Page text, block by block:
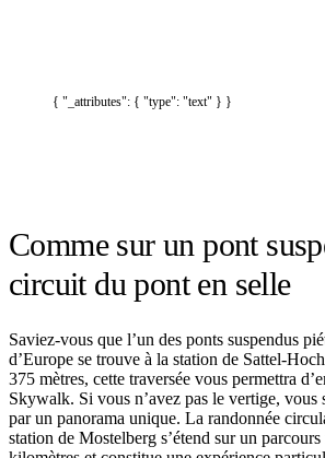
{ "_attributes": { "type": "text" } }
Comme sur un pont
circuit du pont en selle
Saviez-vous que l’un des ponts suspendus
d’Europe se trouve à la station de Sattel-
375 mètres, cette traversée vous permettra
Skywalk. Si vous n’avez pas le vertige, vous
par un panorama unique. La randonnée
station de Mostelberg s’étend sur un